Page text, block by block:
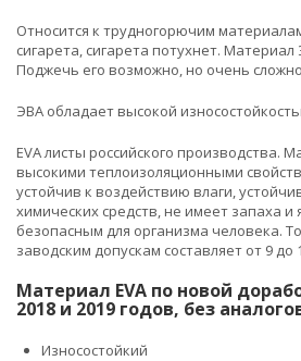
Относится к трудногорючим
сигарета, сигарета потухнет.
Поджечь его возможно, но очень
ЭВА обладает высокой
EVA листы российского производства.
высокими теплоизоляционными
устойчив к воздействию влаги,
химических средств, не имеет запаха и
безопасным для организма человека.
заводским допускам составляет от 9 до
Материал EVA по новой
2018 и 2019 годов, без
Износостойкий